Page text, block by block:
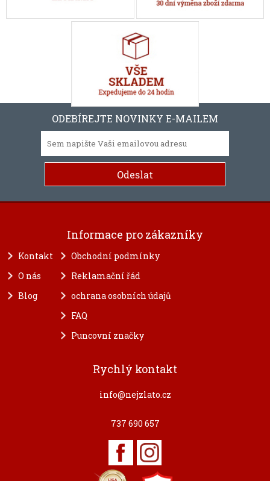
ODEBÍREJTE NOVINKY E-MAILEM
Informace pro zákazníky
Kontakt
O nás
Blog
Obchodní podmínky
Reklamační řád
ochrana osobních údajů
FAQ
Puncovní značky
Rychlý kontakt
info@nejzlato.cz
737 690 657